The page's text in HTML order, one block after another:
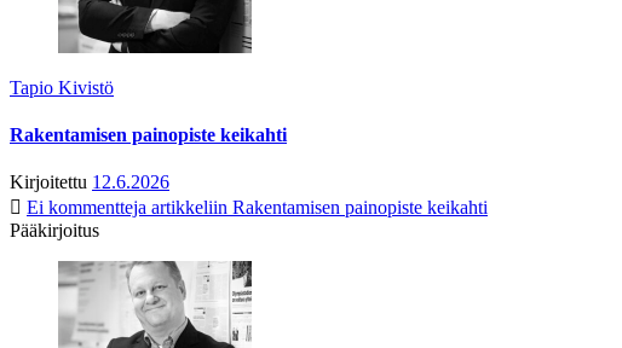
Tapio Kivistö
Rakentamisen painopiste keikahti
Kirjoitettu 12.6.2026
Ei kommentteja artikkeliin Rakentamisen painopiste keikahti
Pääkirjoitus